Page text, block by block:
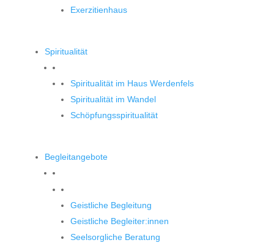
Exerzitienhaus
Spiritualität
Spiritualität im Haus Werdenfels
Spiritualität im Wandel
Schöpfungsspiritualität
Begleitangebote
Geistliche Begleitung
Geistliche Begleiter:innen
Seelsorgliche Beratung